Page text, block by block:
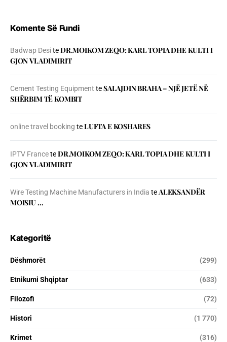
Komente Së Fundi
Badwap DesiteDR.MOIKOM ZEQO: KARL TOPIA DHE KULTI I
GJON VLADIMIRIT
Cement Testing Equipment teSALAJDIN BRAHA – NJЁ JETЁ NЁ
SHЁRBIM TЁ KOMBIT
online travel booking teLUFTA E KOSHARES
IPTV FranceteDR.MOIKOM ZEQO: KARL TOPIA DHE KULTI I
GJON VLADIMIRIT
Wire Testing Machine Manufacturers in India teALEKSANDËR
MOISIU …
Kategoritë
Dëshmorët (299)
Etnikumi Shqiptar (633)
Filozofi (72)
Histori (1 770)
Krimet (316)